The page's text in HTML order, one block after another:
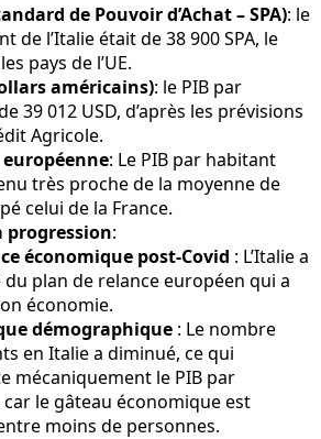
de Pouvoir d’Achat – SPA): le
de l’Italie était de 38 900 SPA, le
pays de l’UE.
américains): le PIB par
39 012 USD, d’après les prévisions
Agricole.
: Le PIB par habitant
très proche de la moyenne de
celui de la France.
progression:
économique post-Covid : L’Italie a
du plan de relance européen qui a
économie.
démographique : Le nombre
en Italie a diminué, ce qui
mécaniquement le PIB par
le gâteau économique est
moins de personnes.